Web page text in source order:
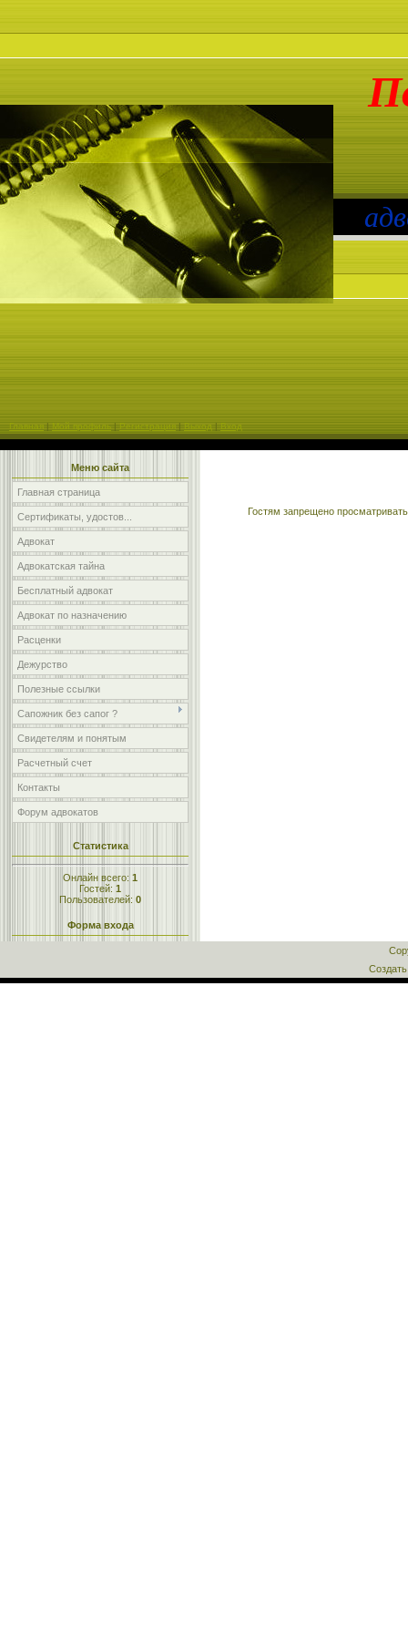
Главная Мой профиль Регистрация Выход Вход
Меню сайта
Главная страница
Сертификаты, удостов...
Адвокат
Адвокатская тайна
Бесплатный адвокат
Адвокат по назначению
Расценки
Дежурство
Полезные ссылки
Сапожник без сапог ?
Свидетелям и понятым
Расчетный счет
Контакты
Форум адвокатов
Статистика
Онлайн всего: 1
Гостей: 1
Пользователей: 0
Форма входа
Гостям запрещено